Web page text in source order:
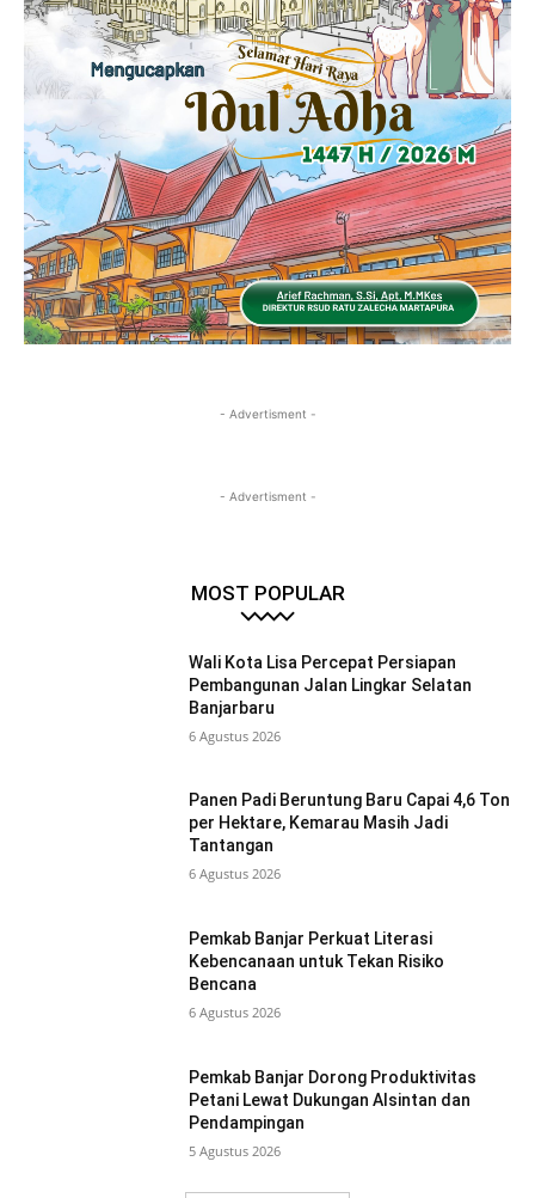
- Advertisment -
- Advertisment -
MOST POPULAR
Wali Kota Lisa Percepat Persiapan
Pembangunan Jalan Lingkar Selatan
Banjarbaru
6 Agustus 2026
Panen Padi Beruntung Baru Capai 4,6 Ton
per Hektare, Kemarau Masih Jadi
Tantangan
6 Agustus 2026
Pemkab Banjar Perkuat Literasi
Kebencanaan untuk Tekan Risiko
Bencana
6 Agustus 2026
Pemkab Banjar Dorong Produktivitas
Petani Lewat Dukungan Alsintan dan
Pendampingan
5 Agustus 2026